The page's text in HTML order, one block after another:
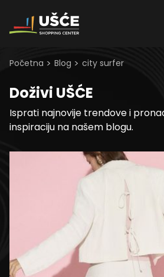
Skip to content
Početna > Blog > city surfer
Doživi UŠĆE
Isprati najnovije trendove i
inspiraciju na našem blogu.